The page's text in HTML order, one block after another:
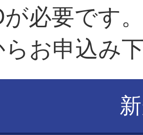
が必要です
お申込み